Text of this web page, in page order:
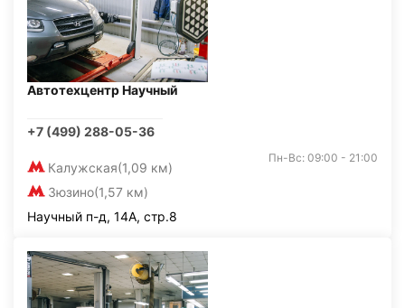
Автотехцентр Научный
+7 (499) 288-05-36
Калужская(1,09 км)
Зюзино(1,57 км)
Пн-Вс: 09:00 - 21:00
Научный п-д, 14А, стр.8